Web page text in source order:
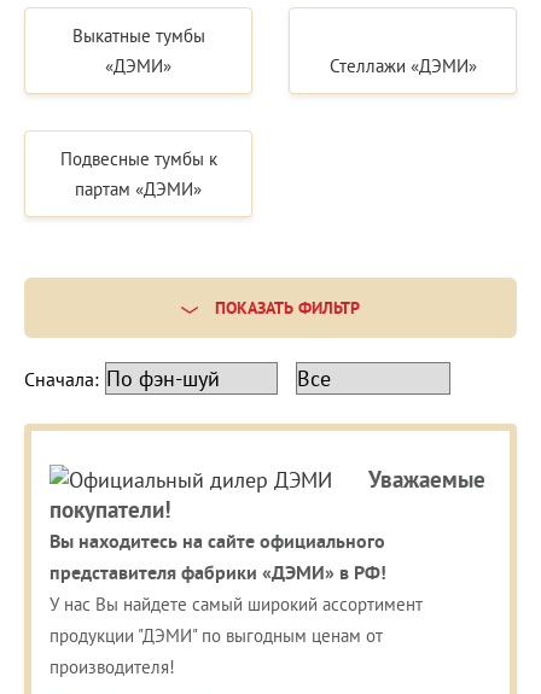
Выкатные тумбы
«ДЭМИ»
Стеллажи «ДЭМИ»
Подвесные тумбы к
партам «ДЭМИ»
ПОКАЗАТЬ ФИЛЬТР
Сначала:
Уважаемые
покупатели!
Вы находитесь на сайте официального
представителя фабрики «ДЭМИ» в РФ!
У нас Вы найдете самый широкий ассортимент
продукции "ДЭМИ" по выгодным ценам от
производителя!